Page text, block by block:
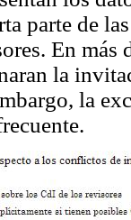
parte de
En más
la
la